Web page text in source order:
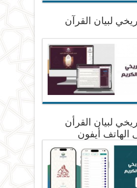
لبيان القرآن
لبيان القرأن
الهاتف أيفون